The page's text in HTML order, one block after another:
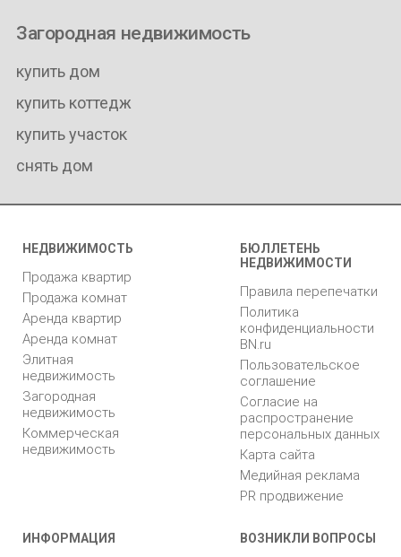
Загородная недвижимость
купить дом
купить коттедж
купить участок
снять дом
НЕДВИЖИМОСТЬ
Продажа квартир
Продажа комнат
Аренда квартир
Аренда комнат
Элитная
недвижимость
Загородная
недвижимость
Коммерческая
недвижимость
БЮЛЛЕТЕНЬ
НЕДВИЖИМОСТИ
Правила перепечатки
Политика
конфиденциальности
BN.ru
Пользовательское
соглашение
Согласие на
распространение
персональных данных
Карта сайта
Медийная реклама
PR продвижение
ИНФОРМАЦИЯ ВОЗНИКЛИ ВОПРОСЫ